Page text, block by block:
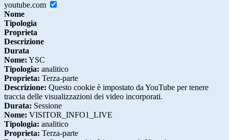
youtube.com
Nome
Tipologia
Proprieta
Descrizione
Durata
Nome: YSC
Tipologia: analitico
Proprieta: Terza-parte
Descrizione: Questo cookie è impostato da YouTube per tenere
traccia delle visualizzazioni dei video incorporati.
Durata: Sessione
Nome: VISITOR_INFO1_LIVE
Tipologia: analitico
Proprieta: Terza-parte